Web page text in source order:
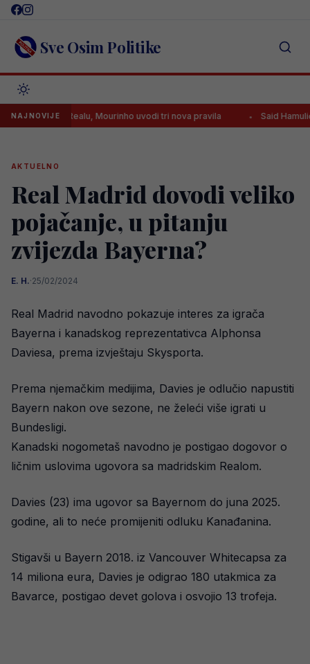
Skip
content Sve Osim Politike
NAJNOVIJE
u Realu, Mourinho uvodi tri nova pravila Said Hamulić dao
AKTUELNO
Real Madrid dovodi veliko
pojačanje, u pitanju
zvijezda Bayerna?
E. H.·25/02/2024
Real Madrid navodno pokazuje interes za igrača
Bayerna i kanadskog reprezentativca Alphonsa
Daviesa, prema izvještaju Skysporta.
Prema njemačkim medijima, Davies je odlučio napustiti
Bayern nakon ove sezone, ne želeći više igrati u
Bundesligi.
Kanadski nogometaš navodno je postigao dogovor o
ličnim uslovima ugovora sa madridskim Realom.
Davies (23) ima ugovor sa Bayernom do juna 2025.
godine, ali to neće promijeniti odluku Kanađanina.
Stigavši u Bayern 2018. iz Vancouver Whitecapsa za
14 miliona eura, Davies je odigrao 180 utakmica za
Bavarce, postigao devet golova i osvojio 13 trofeja.